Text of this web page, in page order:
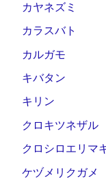
カヤネズミ
カラスバト
カルガモ
キバタン
キリン
クロキツネザル
クロシロエリマ
ケヅメリクガメ